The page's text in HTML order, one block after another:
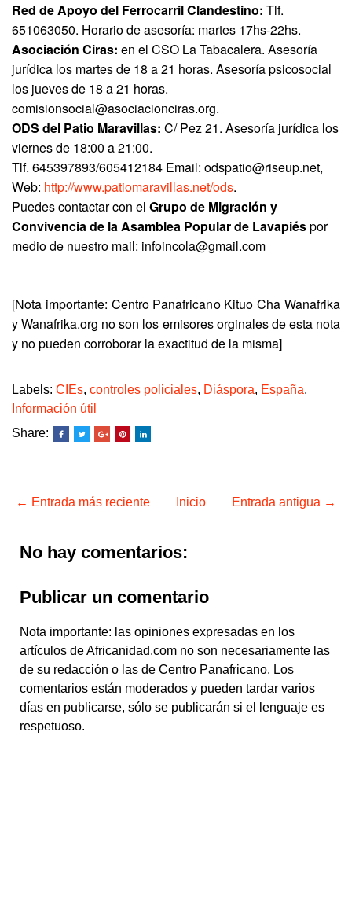
Red de Apoyo del Ferrocarril Clandestino: Tlf.
651063050. Horario de asesoría: martes 17hs-22hs.
Asociación Ciras: en el CSO La Tabacalera. Asesoría
jurídica los martes de 18 a 21 horas. Asesoría psicosocial
los jueves de 18 a 21 horas.
comisionsocial@asociacionciras.org.
ODS del Patio Maravillas: C/ Pez 21. Asesoría jurídica los
viernes de 18:00 a 21:00.
Tlf. 645397893/605412184 Email: odspatio@riseup.net,
Web: http://www.patiomaravillas.net/ods.
Puedes contactar con el Grupo de Migración y
Convivencia de la Asamblea Popular de Lavapiéspor
medio de nuestro mail: infoincola@gmail.com
[Nota importante: Centro Panafricano Kituo Cha Wanafrika
y Wanafrika.org no son los emisores orginales de esta nota
y no pueden corroborar la exactitud de la misma]
Labels: CIEs, controles policiales, Diáspora, España,
Información útil
Share:
← Entrada más reciente Entrada antigua →
Inicio
No hay comentarios:
Publicar un comentario
Nota importante: las opiniones expresadas en los
artículos de Africanidad.com no son necesariamente las
de su redacción o las de Centro Panafricano. Los
comentarios están moderados y pueden tardar varios
días en publicarse, sólo se publicarán si el lenguaje es
respetuoso.